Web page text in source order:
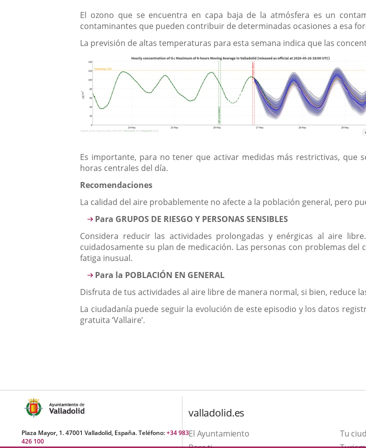
El ozono que se encuentra en capa baja de la atmósfera es un
contaminantes que pueden contribuir de determinadas ocasiones a esa
La previsión de altas temperaturas para esta semana indica que las
Es importante, para no tener que activar medidas más restrictivas,
horas centrales del día.
Recomendaciones
La calidad del aire probablemente no afecte a la población general, pero
Para GRUPOS DE RIESGO Y PERSONAS SENSIBLES
Considera reducir las actividades prolongadas y enérgicas al aire
cuidadosamente su plan de medicación. Las personas con problemas
fatiga inusual.
Para la POBLACIÓN EN GENERAL
Disfruta de tus actividades al aire libre de manera normal, si bien, reduce
La ciudadanía puede seguir la evolución de este episodio y los datos
gratuita ‘Vallaire’.
Plaza Mayor, 1. 47001 Valladolid, España. Teléfono:+34 983
426 100
valladolid.es
El Ayuntamiento
Tu